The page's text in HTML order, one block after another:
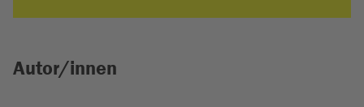
Autor/innen